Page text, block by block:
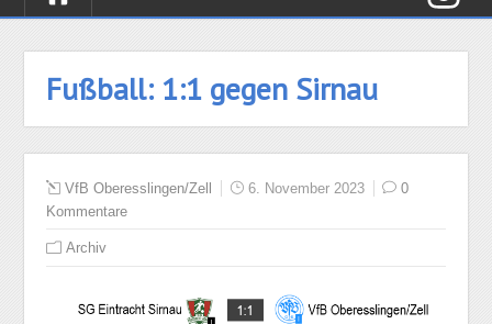
Fußball: 1:1 gegen Sirnau
VfB Oberesslingen/Zell 6. November 2023
0
Kommentare
Archiv